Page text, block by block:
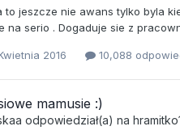
to jeszcze nie awans tylko byla
na serio . Dogaduje sie z
2016 10,088
mamusie :)
odpowiedział(a) na